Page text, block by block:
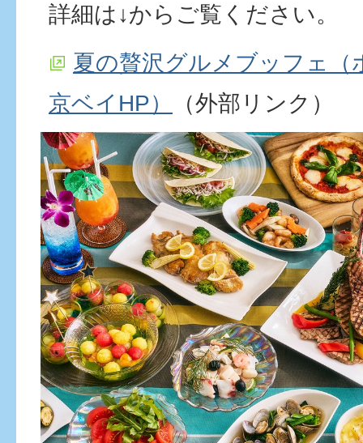
詳細は↓からご覧ください。
夏の贅沢グルメブッフェ（
京ベイHP）
（外部リンク）